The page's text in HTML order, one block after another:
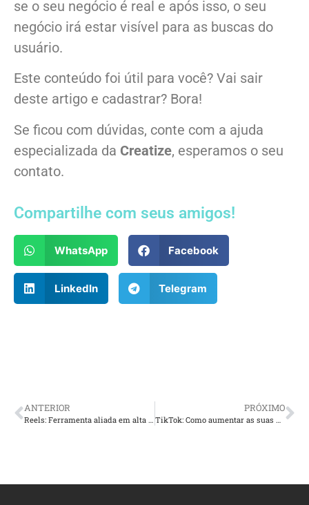
se o seu negócio é real e após isso, o seu
negócio irá estar visível para as buscas do
usuário.
Este conteúdo foi útil para você? Vai sair
deste artigo e cadastrar? Bora!
Se ficou com dúvidas, conte com a ajuda
especializada da Creatize, esperamos o seu
contato.
Compartilhe com seus amigos!
WhatsApp Facebook
LinkedIn Telegram
ANTERIOR
Reels: Ferramenta aliada em alta para crescer as suas vendas
PRÓXIMO
TikTok: Como aumentar as suas vendas com esse app?